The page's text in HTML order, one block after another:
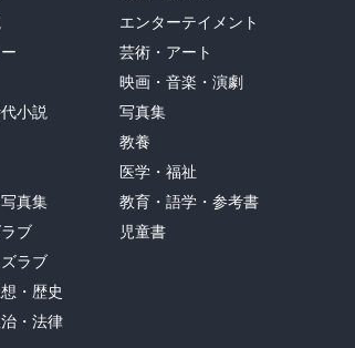
小説
真集
ブ
ラブ
・歴史
・法律
エンターテイメント
芸術・アート
映画・音楽・演劇
写真集
教養
医学・福祉
教育・語学・参考書
児童書